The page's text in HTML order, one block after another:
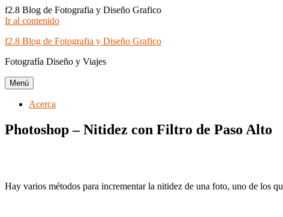
f2.8 Blog de Fotografia y Diseño Grafico
Ir al contenido
f2.8 Blog de Fotografia y Diseño Grafico
Fotografía Diseño y Viajes
Menú
Acerca
Photoshop – Nitidez con Filtro de Paso Alto
Hay varios métodos para incrementar la nitidez de una foto, uno de los